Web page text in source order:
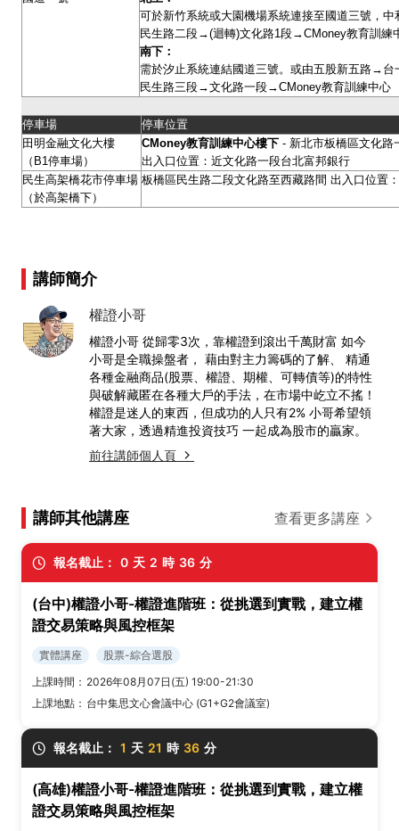
可於新竹系統或大園機場系統連接至國道三號，
民生路二段→(迴轉)文化路1段→CMoney教育訓練
南下：
需於汐止系統連結國道三號。或由五股新五路
民生路三段→文化路一段→CMoney教育訓練中心
停車場
停車位置
田明金融文化大樓
（B1停車場）
CMoney教育訓練中心樓下 - 新北市板橋區文化路
出入口位置：近文化路一段台北富邦銀行
民生高架橋花市停車場
（於高架橋下）
板橋區民生路二段文化路至西藏路間 出入口位置
講師簡介
權證小哥
權證小哥 從歸零3次，靠權證到滾出千萬財富 如今
小哥是全職操盤者， 藉由對主力籌碼的了解、 精通
各種金融商品(股票、權證、期權、可轉債等)的特性
與破解藏匿在各種大戶的手法，在市場中屹立不搖！
權證是迷人的東西，但成功的人只有2% 小哥希望領
著大家，透過精進投資技巧 一起成為股市的贏家。
前往講師個人頁
講師其他講座 查看更多講座
報名截止： 0 天 2 時 36 分
(台中)權證小哥-權證進階班：從挑選到實戰，建立權
證交易策略與風控框架
實體講座
股票-綜合選股
上課時間： 2026年08月07日(五) 19:00-21:30
上課地點： 台中集思文心會議中心 (G1+G2會議室)
報名截止： 1 天 21 時 36 分
(高雄)權證小哥-權證進階班：從挑選到實戰，建立權
證交易策略與風控框架